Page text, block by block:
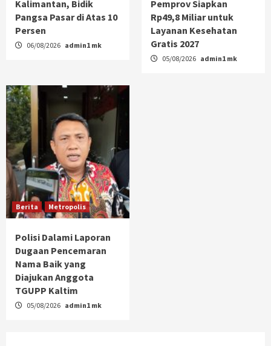
Kalimantan, Bidik
Pangsa Pasar di Atas 10
Persen
06/08/2026 admin1 mk
Pemprov Siapkan
Rp49,8 Miliar untuk
Layanan Kesehatan
Gratis 2027
05/08/2026 admin1 mk
Berita Metropolis
Polisi Dalami Laporan
Dugaan Pencemaran
Nama Baik yang
Diajukan Anggota
TGUPP Kaltim
05/08/2026 admin1 mk